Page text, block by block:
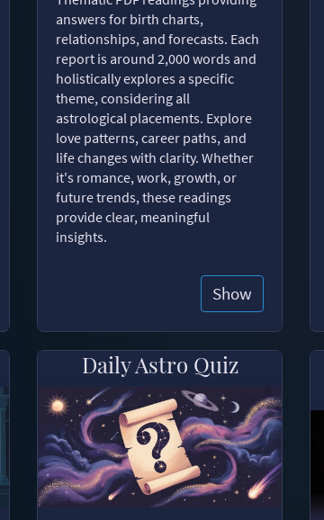
answers for birth charts,
relationships, and forecasts. Each
report is around 2,000 words and
holistically explores a specific
theme, considering all
astrological placements. Explore
love patterns, career paths, and
life changes with clarity. Whether
it's romance, work, growth, or
future trends, these readings
provide clear, meaningful
insights.
Show
Daily Astro Quiz